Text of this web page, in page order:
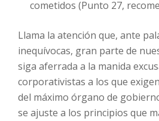
cometidos (Punto 27,
Llama la atención que, ante
inequívocas, gran parte de
siga aferrada a la manida
corporativistas a los que
del máximo órgano de
se ajuste a los principios que